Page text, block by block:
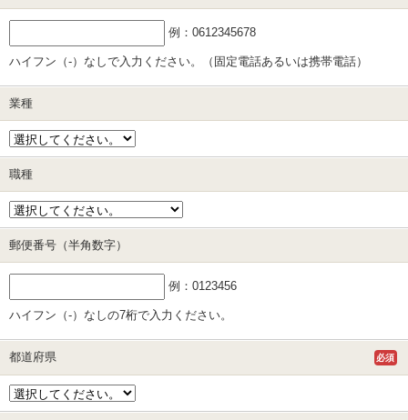
例：0612345678
ハイフン（-）なしで入力ください。（固定電話あるいは携帯電話）
業種
職種
郵便番号（半角数字）
例：0123456
ハイフン（-）なしの7桁で入力ください。
都道府県 必須